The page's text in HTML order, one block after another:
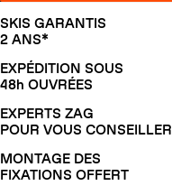
SKIS GARANTIS
2 ANS*
EXPÉDITION SOUS
48h OUVRÉES
EXPERTS ZAG
POUR VOUS CONSEILLER
MONTAGE DES
FIXATIONS OFFERT